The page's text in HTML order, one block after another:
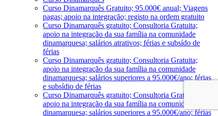
Curso Dinamarquês Gratuito; 95.000€ anual; Viagens
pagas; apoio na integração; registo na ordem gratuito
Curso Dinamarquês gratuito; Consultoria Gratuita;
apoio na integração da sua família na comunidade
dinamarquesa; salários atrativos; férias e subsído de
férias
Curso Dinamarquês gratuito; Consultoria Gratuita;
apoio na integração da sua família na comunidade
dinamarquesa; salários superiores a 95.000€/ano; férias
e subsídio de férias
Curso Dinamarquês gratuito; Consultoria Gratuita;
apoio na integração da sua família na comunidade
dinamarquesa; salários superiores a 95.000€/ano; férias